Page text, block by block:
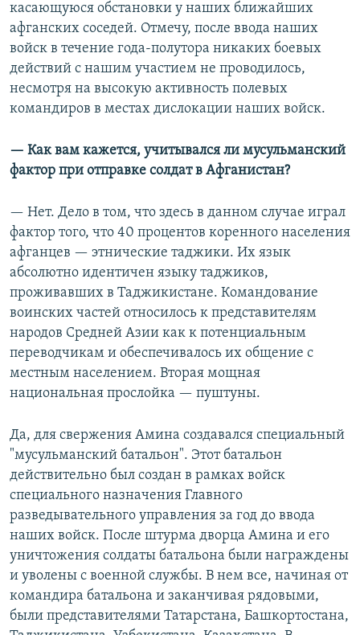
касающуюся обстановки у наших ближайших
афганских соседей. Отмечу, после ввода наших
войск в течение года-полутора никаких боевых
действий с нашим участием не проводилось,
несмотря на высокую активность полевых
командиров в местах дислокации наших войск.
— Как вам кажется, учитывался ли мусульманский
фактор при отправке солдат в Афганистан?
— Нет. Дело в том, что здесь в данном случае играл
фактор того, что 40 процентов коренного населения
афганцев — этнические таджики. Их язык
абсолютно идентичен языку таджиков,
проживавших в Таджикистане. Командование
воинских частей относилось к представителям
народов Средней Азии как к потенциальным
переводчикам и обеспечивалось их общение с
местным населением. Вторая мощная
национальная прослойка — пуштуны.
Да, для свержения Амина создавался специальный
"мусульманский батальон". Этот батальон
действительно был создан в рамках войск
специального назначения Главного
разведывательного управления за год до ввода
наших войск. После штурма дворца Амина и его
уничтожения солдаты батальона были награждены
и уволены с военной службы. В нем все, начиная от
командира батальона и заканчивая рядовыми,
были представителями Татарстана, Башкортостана,